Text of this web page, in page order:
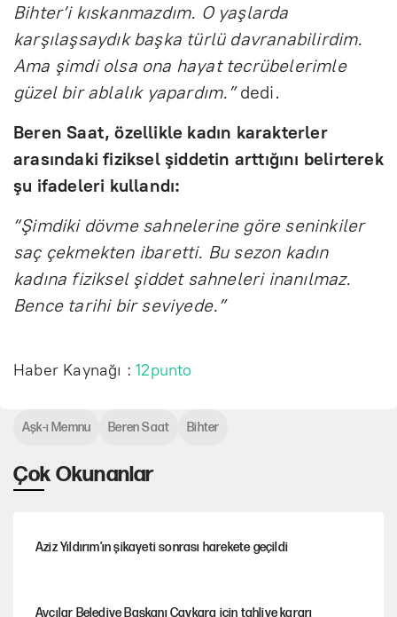
Bihter’i kıskanmazdım. O yaşlarda
karşılaşsaydık başka türlü davranabilirdim.
Ama şimdi olsa ona hayat tecrübelerimle
güzel bir ablalık yapardım.”dedi.
Beren Saat, özellikle kadın karakterler
arasındaki fiziksel şiddetin arttığını belirterek
şu ifadeleri kullandı:
“Şimdiki dövme sahnelerine göre seninkiler
saç çekmekten ibaretti. Bu sezon kadın
kadına fiziksel şiddet sahneleri inanılmaz.
Bence tarihi bir seviyede.”
Haber Kaynağı :12punto
Çok Okunanlar
Aziz Yıldırım’ın şikayeti sonrası harekete geçildi
Avcılar Belediye Başkanı Çaykara için tahliye kararı
Aşk-ı Memnu Beren Saat Bihter